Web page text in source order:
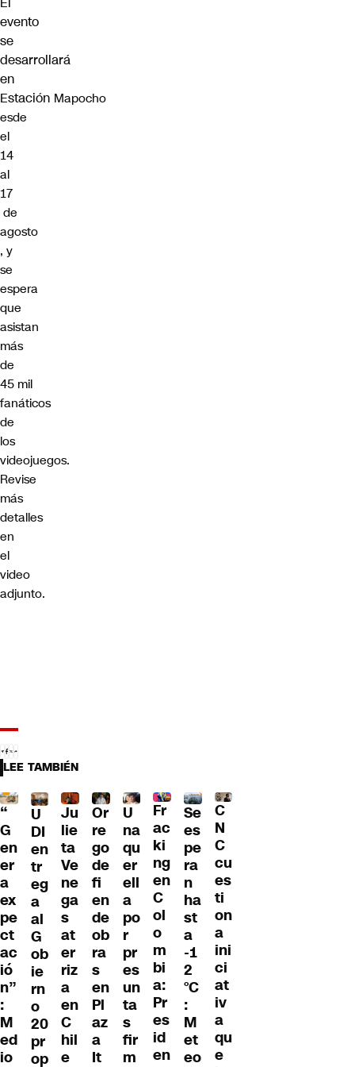
evento
se
desarrollará
en
Estación Mapocho
esde
el
14
al
17
de
agosto
, y
se
espera
que
asistan
más
de
45 mil
fanáticos
de
los
videojuegos.
Revise
más
detalles
en
el
video
adjunto.
LEE TAMBIÉN
“
G
en
er
a
ex
pe
ct
ac
ió
n”
:
M
ed
io
U
DI
en
tr
eg
a
al
G
ob
ie
rn
o
20
pr
op
Ju
lie
ta
Ve
ne
ga
s
at
er
riz
a
en
C
hil
e
Or
re
go
de
fi
en
de
ob
ra
s
en
Pl
az
a
It
U
na
qu
er
ell
a
po
r
pr
es
un
ta
s
fir
m
Fr
ac
ki
ng
en
C
ol
o
m
bi
a:
Pr
es
id
en
Se
es
pe
ra
n
ha
st
a
-1
2
°C
:
M
et
eo
C
N
C
cu
es
ti
on
a
ini
ci
at
iv
a
qu
e